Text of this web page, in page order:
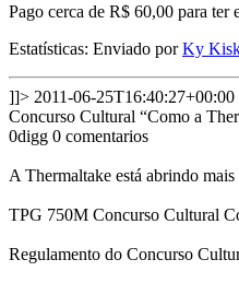
Pago cerca de R$ 60,00 para
Estatísticas: Enviado porKy
]]> 2011-06-25T16:40:27+00:00
Concurso Cultural “Como a
0digg 0 comentarios
A Thermaltake está abrindo
TPG 750M Concurso Cultural
Regulamento do Concurso